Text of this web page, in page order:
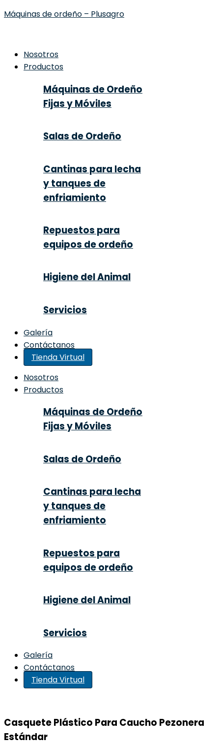
Máquinas de ordeño – Plusagro
Nosotros
Productos
Máquinas de Ordeño
Fijas y Móviles
Salas de Ordeño
Cantinas para lecha
y tanques de
enfriamiento
Repuestos para
equipos de ordeño
Higiene del Animal
Servicios
Galería
Contáctanos
Tienda Virtual
Nosotros
Productos
Máquinas de Ordeño
Fijas y Móviles
Salas de Ordeño
Cantinas para lecha
y tanques de
enfriamiento
Repuestos para
equipos de ordeño
Higiene del Animal
Servicios
Galería
Contáctanos
Tienda Virtual
Casquete Plástico Para Caucho Pezonera
Estándar